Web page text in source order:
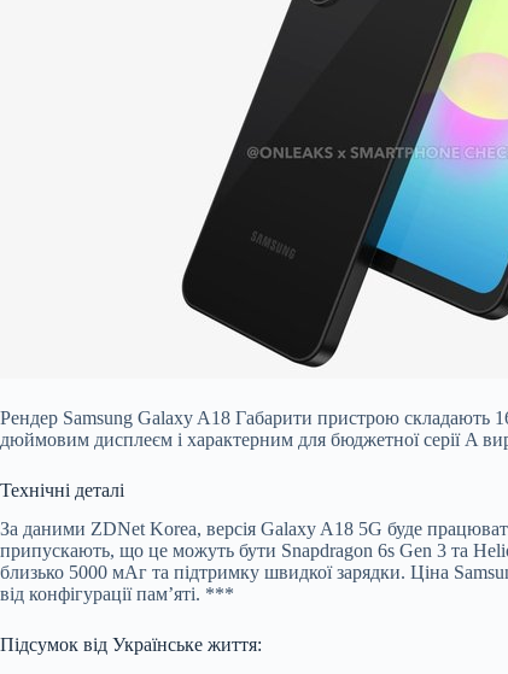
Рендер Samsung Galaxy A18 Габарити пристрою складають
дюймовим дисплеєм і характерним для бюджетної серії A
Технічні деталі
За даними ZDNet Korea, версія Galaxy A18 5G буде
припускають, що це можуть бути Snapdragon 6s Gen 3 та
близько 5000 мАг та підтримку швидкої зарядки. Ціна
від конфігурації пам’яті. ***
Підсумок від Українське життя: